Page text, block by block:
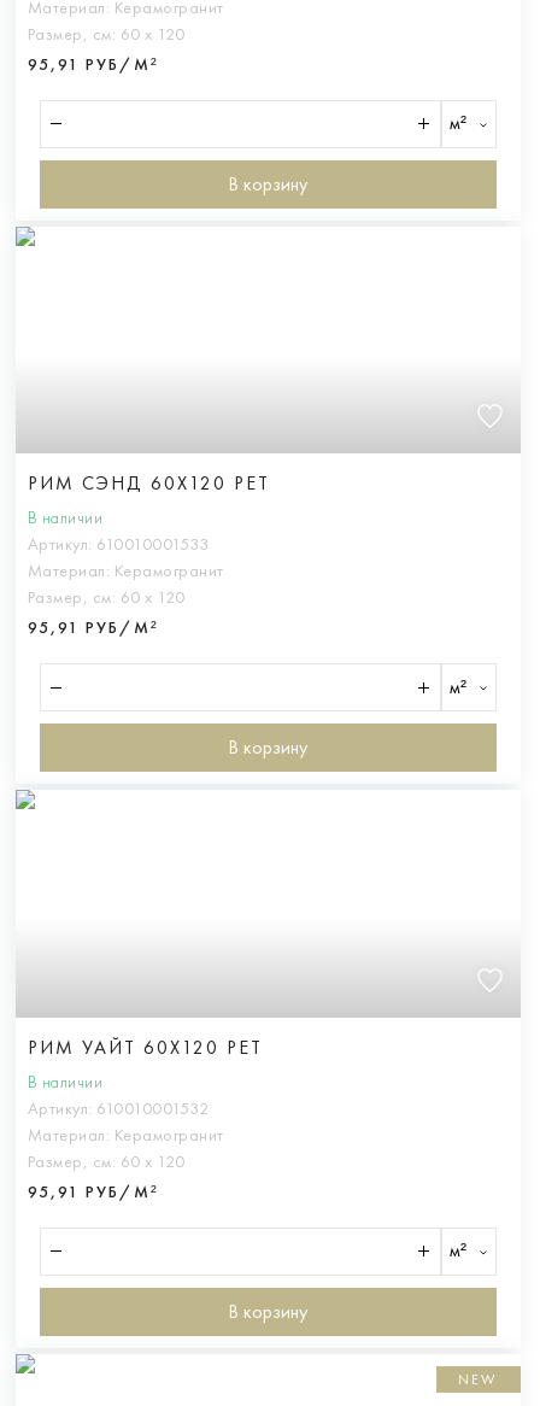
Материал: Керамогранит
Размер, см: 60 х 120
95,91 РУБ/М²
м²
В корзину
РИМ СЭНД 60X120 РЕТ
В наличии
Артикул: 610010001533
Материал: Керамогранит
Размер, см: 60 х 120
95,91 РУБ/М²
м²
В корзину
РИМ УАЙТ 60X120 РЕТ
В наличии
Артикул: 610010001532
Материал: Керамогранит
Размер, см: 60 х 120
95,91 РУБ/М²
м²
В корзину
NEW